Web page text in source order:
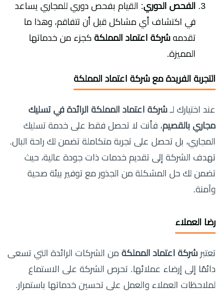
الفحص الدوري: القيام بفحص دوري للمجاري يساعد
في اكتشاف أي مشاكل قبل أن تتفاقم، وهذا ما
تقدمه شركة اعتماد المملكة كجزء من خدماتها
المميزة.
التجربة الفريدة مع شركة اعتماد المملكة
عند اختيارك لـ شركة اعتماد المملكة الرائدة في تسليك
مجاري بالقصيم، فأنت لا تحصل فقط على خدمة تسليك
المجاري، بل تحصل على تجربة متكاملة تضمن لك راحة البال.
تهدف الشركة إلى تقديم خدمات ذات جودة عالية، حيث
تضمن لك حل المشكلة من الجذور مع توفير بيئة صحية
وآمنة.
رضا العملاء
تعتبر شركة اعتماد المملكة من الشركات الرائدة التي تسعى
دائمًا إلى إرضاء عملائها. تحرص الشركة على الاستماع
لملاحظات العملاء والعمل على تحسين خدماتها باستمرار.